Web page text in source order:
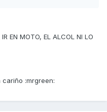
IR EN MOTO, EL ALCOL NI LO
:mrgreen: